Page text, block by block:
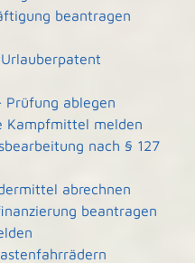
beantragen
Prüfung ablegen
Kampfmittel melden
nach § 127
abrechnen
beantragen